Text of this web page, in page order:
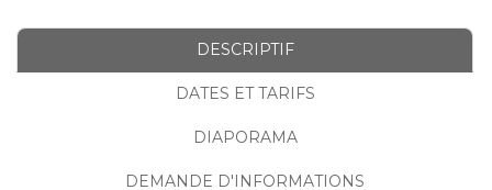
DESCRIPTIF
DATES ET TARIFS
DIAPORAMA
DEMANDE D'INFORMATIONS